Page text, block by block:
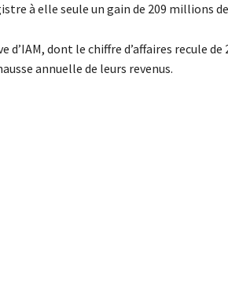
à elle seule un gain de 209 millions
dont le chiffre d’affaires recule
annuelle de leurs revenus.